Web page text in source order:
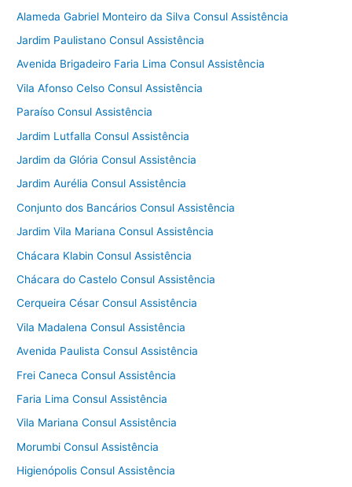
Alameda Gabriel Monteiro da Silva Consul Assistência
Jardim Paulistano Consul Assistência
Avenida Brigadeiro Faria Lima Consul Assistência
Vila Afonso Celso Consul Assistência
Paraíso Consul Assistência
Jardim Lutfalla Consul Assistência
Jardim da Glória Consul Assistência
Jardim Aurélia Consul Assistência
Conjunto dos Bancários Consul Assistência
Jardim Vila Mariana Consul Assistência
Chácara Klabin Consul Assistência
Chácara do Castelo Consul Assistência
Cerqueira César Consul Assistência
Vila Madalena Consul Assistência
Avenida Paulista Consul Assistência
Frei Caneca Consul Assistência
Faria Lima Consul Assistência
Vila Mariana Consul Assistência
Morumbi Consul Assistência
Higienópolis Consul Assistência